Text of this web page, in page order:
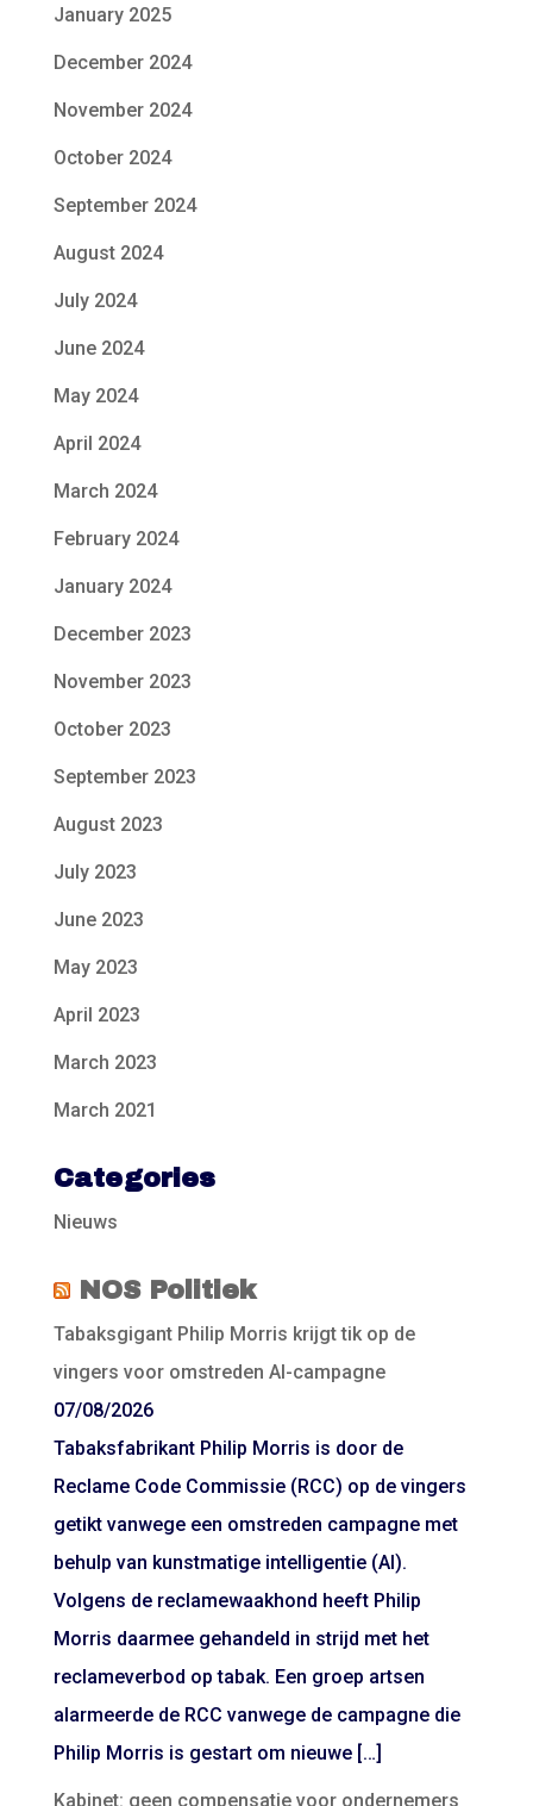
January 2025
December 2024
November 2024
October 2024
September 2024
August 2024
July 2024
June 2024
May 2024
April 2024
March 2024
February 2024
January 2024
December 2023
November 2023
October 2023
September 2023
August 2023
July 2023
June 2023
May 2023
April 2023
March 2023
March 2021
Categories
Nieuws
NOS Politiek
Tabaksgigant Philip Morris krijgt tik op de
vingers voor omstreden AI-campagne
07/08/2026
Tabaksfabrikant Philip Morris is door de
Reclame Code Commissie (RCC) op de vingers
getikt vanwege een omstreden campagne met
behulp van kunstmatige intelligentie (AI).
Volgens de reclamewaakhond heeft Philip
Morris daarmee gehandeld in strijd met het
reclameverbod op tabak. Een groep artsen
alarmeerde de RCC vanwege de campagne die
Philip Morris is gestart om nieuwe […]
Kabinet: geen compensatie voor ondernemers